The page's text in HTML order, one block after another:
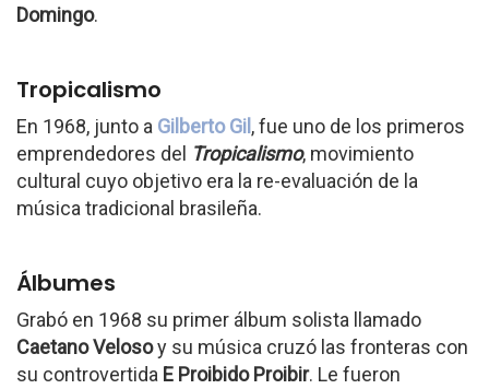
Domingo.
Tropicalismo
En 1968, junto a Gilberto Gil , fue uno de los primeros
emprendedores del Tropicalismo, movimiento
cultural cuyo objetivo era la re-evaluación de la
música tradicional brasileña.
Álbumes
Grabó en 1968 su primer álbum solista llamado
Caetano Velosoy su música cruzó las fronteras con
su controvertida E Proibido Proibir. Le fueron